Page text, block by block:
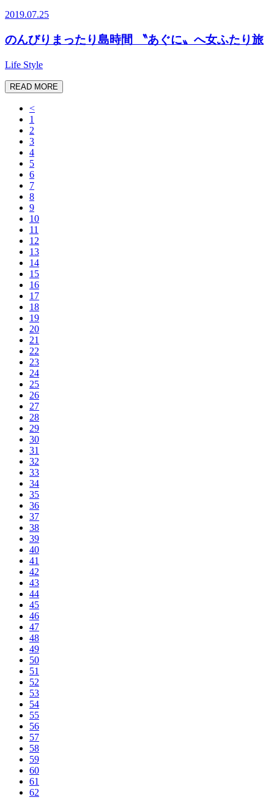
2019.07.25
のんびりまったり島時間 〝あぐに〟へ女ふたり旅
Life Style
READ MORE
<
1
2
3
4
5
6
7
8
9
10
11
12
13
14
15
16
17
18
19
20
21
22
23
24
25
26
27
28
29
30
31
32
33
34
35
36
37
38
39
40
41
42
43
44
45
46
47
48
49
50
51
52
53
54
55
56
57
58
59
60
61
62